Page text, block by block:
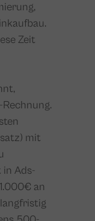
Zeit
mit
in Ads-
an